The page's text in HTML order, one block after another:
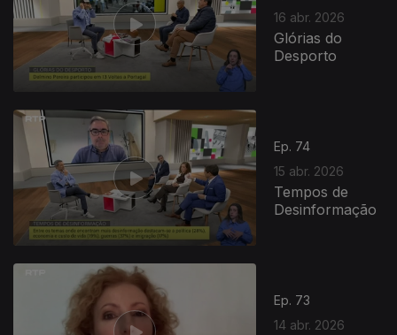
16 abr. 2026
Glórias do
Desporto
Ep. 74
15 abr. 2026
Tempos de
Desinformação
Ep. 73
14 abr. 2026